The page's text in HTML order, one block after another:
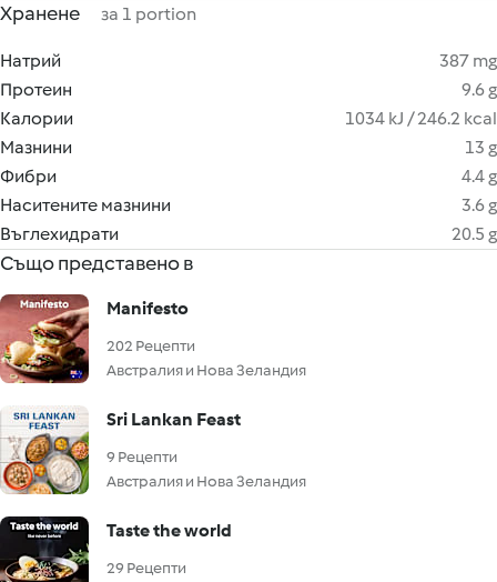
Хранене за 1 portion
Натрий
387 mg
Протеин
9.6 g
Калории
1034 kJ / 246.2 kcal
Мазнини
13 g
Фибри
4.4 g
Наситените мазнини
3.6 g
Въглехидрати
20.5 g
Също представено в
Manifesto
202 Рецепти
Австралия и Нова Зеландия
Sri Lankan Feast
9 Рецепти
Австралия и Нова Зеландия
Taste the world
29 Рецепти